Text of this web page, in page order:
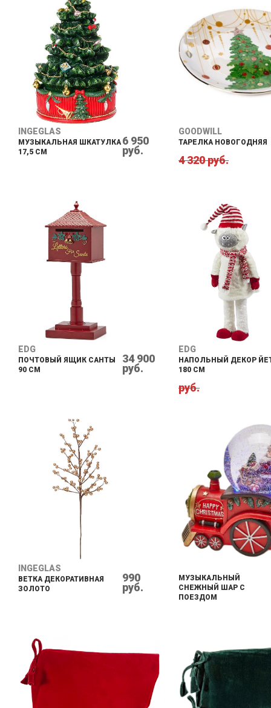
INGEGLAS
МУЗЫКАЛЬНАЯ ШКАТУЛКА
17,5 СМ
6 950
руб.
GOODWILL
ТАРЕЛКА НОВОГОДНЯЯ
4 320 руб.
EDG
ПОЧТОВЫЙ ЯЩИК САНТЫ
90 СМ
34 900
руб.
EDG
НАПОЛЬНЫЙ ДЕКОР
180 СМ
руб.
INGEGLAS
ВЕТКА ДЕКОРАТИВНАЯ
ЗОЛОТО
990
руб.
МУЗЫКАЛЬНЫЙ
СНЕЖНЫЙ ШАР С
ПОЕЗДОМ